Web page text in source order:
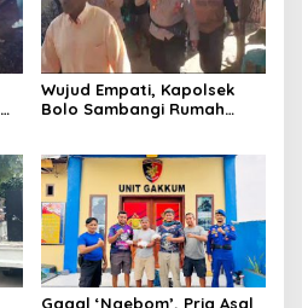
Wujud Empati, Kapolsek
Bolo Sambangi Rumah
Gagal ‘Ngebom’, Pria Asal